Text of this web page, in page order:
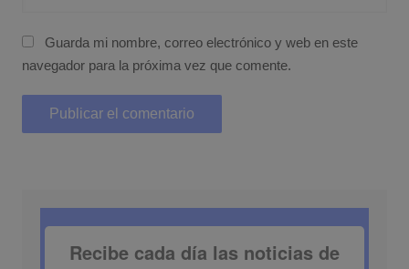
Guarda mi nombre, correo electrónico y web en este
navegador para la próxima vez que comente.